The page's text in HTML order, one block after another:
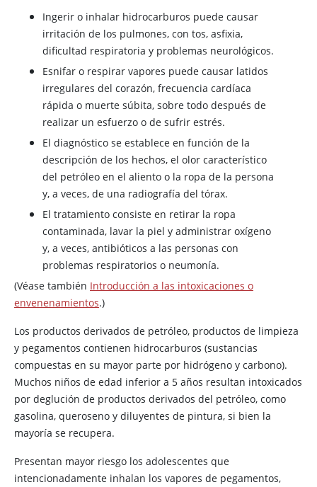
Ingerir o inhalar hidrocarburos puede causar
irritación de los pulmones, con tos, asfixia,
dificultad respiratoria y problemas neurológicos.
Esnifar o respirar vapores puede causar latidos
irregulares del corazón, frecuencia cardíaca
rápida o muerte súbita, sobre todo después de
realizar un esfuerzo o de sufrir estrés.
El diagnóstico se establece en función de la
descripción de los hechos, el olor característico
del petróleo en el aliento o la ropa de la persona
y, a veces, de una radiografía del tórax.
El tratamiento consiste en retirar la ropa
contaminada, lavar la piel y administrar oxígeno
y, a veces, antibióticos a las personas con
problemas respiratorios o neumonía.
(Véase también Introducción a las intoxicaciones o
envenenamientos.)
Los productos derivados de petróleo, productos de limpieza
y pegamentos contienen hidrocarburos (sustancias
compuestas en su mayor parte por hidrógeno y carbono).
Muchos niños de edad inferior a 5 años resultan intoxicados
por deglución de productos derivados del petróleo, como
gasolina, queroseno y diluyentes de pintura, si bien la
mayoría se recupera.
Presentan mayor riesgo los adolescentes que
intencionadamente inhalan los vapores de pegamentos,